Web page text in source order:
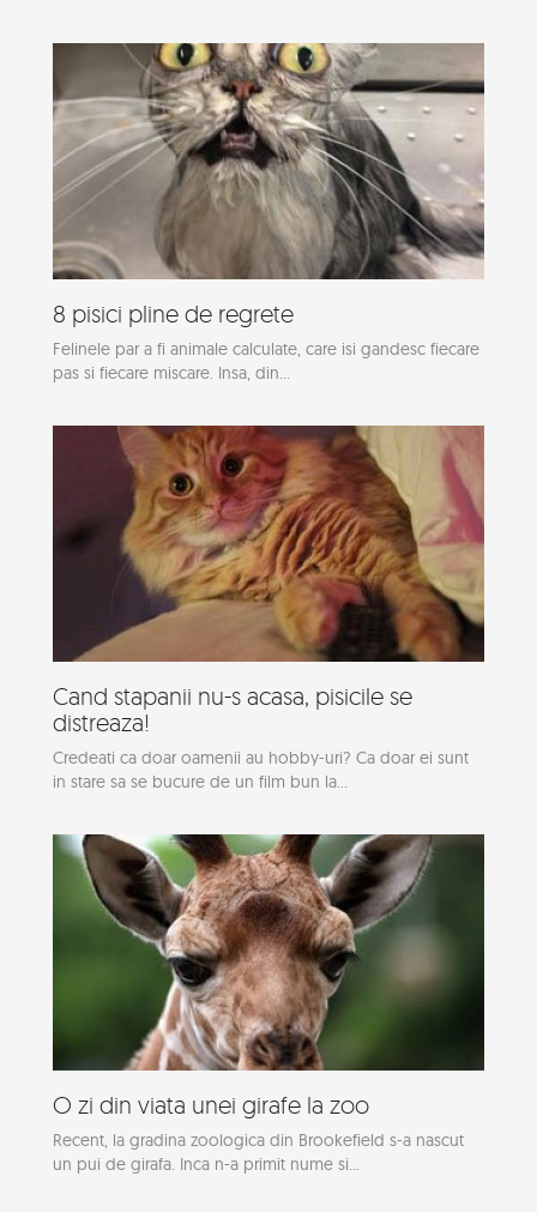
8 pisici pline de regrete
Felinele par a fi animale calculate, care isi gandesc fiecare
pas si fiecare miscare. Insa, din...
Cand stapanii nu-s acasa, pisicile se
distreaza!
Credeati ca doar oamenii au hobby-uri? Ca doar ei sunt
in stare sa se bucure de un film bun la...
O zi din viata unei girafe la zoo
Recent, la gradina zoologica din Brookefield s-a nascut
un pui de girafa. Inca n-a primit nume si...